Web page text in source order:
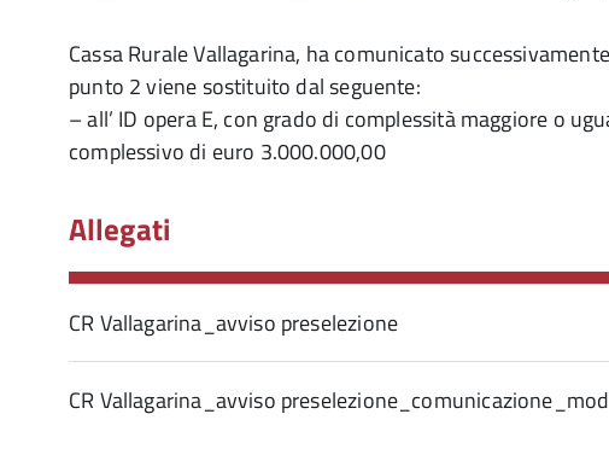
Cassa Rurale Vallagarina, ha comunicato
punto 2 viene sostituito dal seguente:
– all’ ID opera E, con grado di complessità maggiore o
complessivo di euro 3.000.000,00
Allegati
CR Vallagarina_avviso preselezione
CR Vallagarina_avviso